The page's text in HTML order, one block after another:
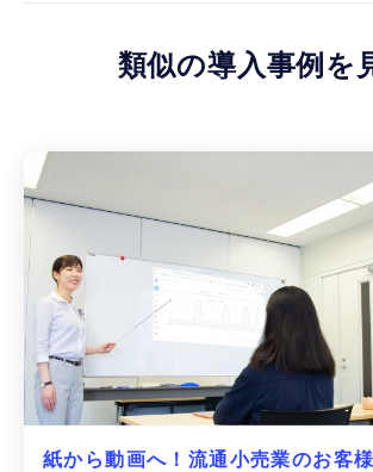
類似の導入事例を
紙から動画へ！流通小売業のお客